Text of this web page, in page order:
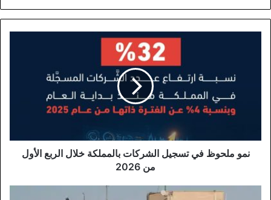
بالمملكة
الأول
نمو ملحوظ في تسجيل الشركات بالمملكة خلال الربع الأول
من 2026